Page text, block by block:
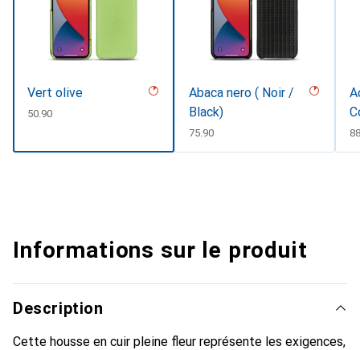
Vert olive
CHF
50.90
Abaca nero ( Noir /
Black)
CHF
75.90
Informations sur le produit
Description
Cette housse en cuir pleine fleur représente les exigences,